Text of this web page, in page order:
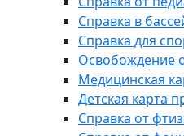
Справка в
Справка для
Освобождение
Медицинская
Детская карта
Справка от